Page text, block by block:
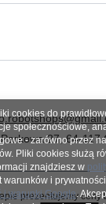
27,64-117
prezentujemy ceny
cookies do
społecznościowe,
- zarówno przez
Pliki cookies służą
znajdziesz w
warunków i
i warunki Google.